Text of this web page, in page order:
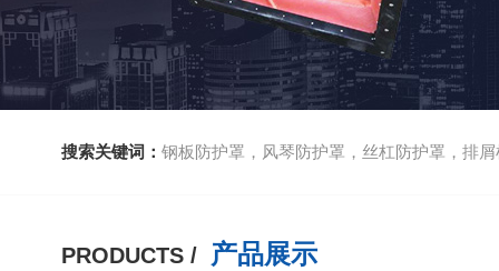
搜索关键词： 钢板防护罩，风琴防护罩，丝杠防护罩，排屑机
PRODUCTS / 产品展示